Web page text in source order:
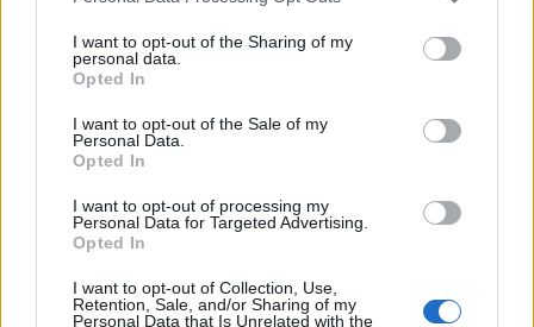
not limited to your visit or usage behaviour. You may click to
grant or deny consent to Google and its third-party tags to
use your data for below specified purposes in below Google
consent section.
I want to opt-out of the Sharing of my
personal data.
Opted In
I want to opt-out of the Sale of my
Personal Data.
Opted In
I want to opt-out of processing my
Personal Data for Targeted Advertising.
Opted In
I want to opt-out of Collection, Use,
Retention, Sale, and/or Sharing of my
Personal Data that Is Unrelated with the
πανό που αναφέρουν «Κάτω τα χέρια από τους
μαθητές».
Σύμφωνα με πληροφορίες, ο διευθυντής του σχολείου
απουσιάζει από την περασμένη Παρασκευή
Το ΠΡΩΤΟ ΘΕΜΑ επικοινώνησε με τον υποδιευθυντή του
απαραίτητες νομικές διαδικασίες για την υπόθεση.
«Έχει ενημερωθεί το υπουργείο Παιδείας κι αυτή τη